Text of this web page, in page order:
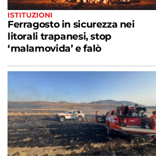
ISTITUZIONI
Ferragosto in sicurezza nei
litorali trapanesi, stop
‘malamovida’ e falò